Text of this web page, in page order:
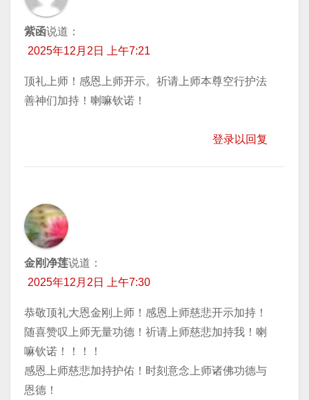
紫函说道：
2025年12月2日 上午7:21
顶礼上师！感恩上师开示。祈请上师本尊空行护法
善神们加持！喇嘛钦诺！
登录以回复
金刚净莲说道：
2025年12月2日 上午7:30
恭敬顶礼大恩金刚上师！感恩上师慈悲开示加持！
随喜赞叹上师无量功德！祈请上师慈悲加持我！喇
嘛钦诺！！！！
感恩上师慈悲加持护佑！时刻意念上师诸佛功德与
恩德！